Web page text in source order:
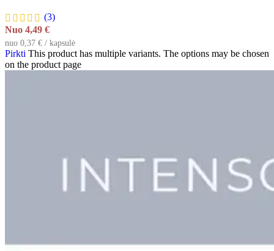
(3)
Nuo 4,49 €
nuo 0,37 € / kapsulė
Pirkti This product has multiple variants. The options may be chosen
on the product page